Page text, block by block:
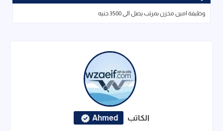
وظيفة امين مخزن بمرتب يصل الى 3500 جنيه
الكاتب Ahmed